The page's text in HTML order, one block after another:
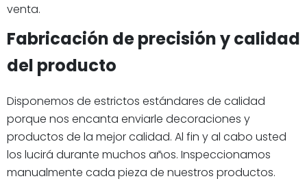
venta.
Fabricación de precisión y calidad
del producto
Disponemos de estrictos estándares de calidad
porque nos encanta enviarle decoraciones y
productos de la mejor calidad. Al fin y al cabo usted
los lucirá durante muchos años. Inspeccionamos
manualmente cada pieza de nuestros productos.